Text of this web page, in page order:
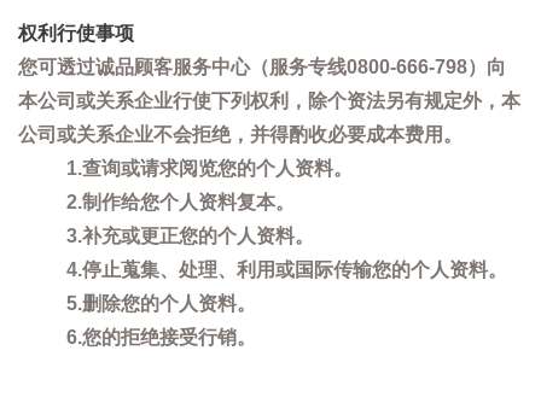
权利行使事项
您可透过诚品顾客服务中心（服务专线0800-666-798）向
本公司或关系企业行使下列权利，除个资法另有规定外，本
公司或关系企业不会拒绝，并得酌收必要成本费用。
1.查询或请求阅览您的个人资料。
2.制作给您个人资料复本。
3.补充或更正您的个人资料。
4.停止蒐集、处理、利用或国际传输您的个人资料。
5.删除您的个人资料。
6.您的拒绝接受行销。